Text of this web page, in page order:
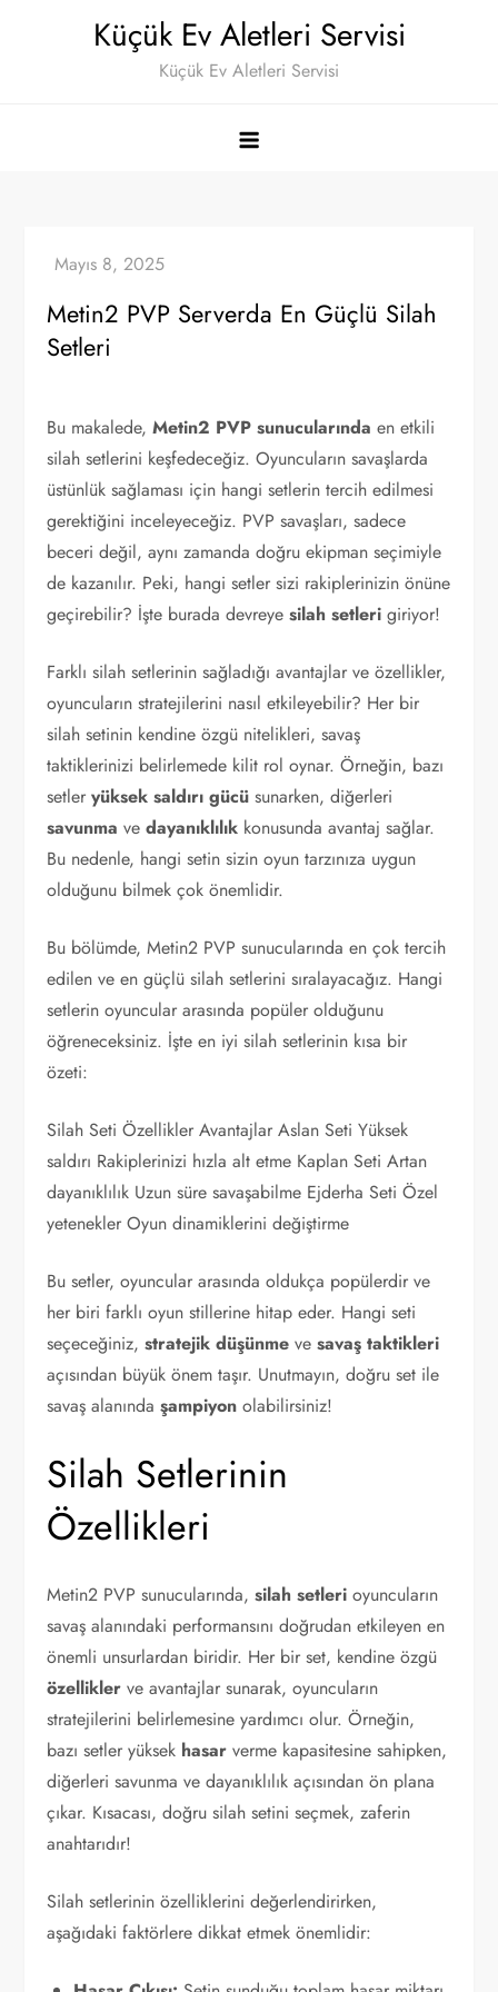
Küçük Ev Aletleri Servisi
Küçük Ev Aletleri Servisi
Metin2 PVP Serverda En Güçlü Silah
Setleri
Bu makalede,Metin2 PVP sunucularında en etkili
silah setlerini keşfedeceğiz. Oyuncuların savaşlarda
üstünlük sağlaması için hangi setlerin tercih edilmesi
gerektiğini inceleyeceğiz. PVP savaşları, sadece
beceri değil, aynı zamanda doğru ekipman seçimiyle
de kazanılır. Peki, hangi setler sizi rakiplerinizin önüne
geçirebilir? İşte burada devreyesilah setleri giriyor!
Farklı silah setlerinin sağladığı avantajlar ve özellikler,
oyuncuların stratejilerini nasıl etkileyebilir? Her bir
silah setinin kendine özgü nitelikleri, savaş
taktiklerinizi belirlemede kilit rol oynar. Örneğin, bazı
setleryüksek saldırı gücü sunarken, diğerleri
savunma vedayanıklılık konusunda avantaj sağlar.
Bu nedenle, hangi setin sizin oyun tarzınıza uygun
olduğunu bilmek çok önemlidir.
Bu bölümde, Metin2 PVP sunucularında en çok tercih
edilen ve en güçlü silah setlerini sıralayacağız. Hangi
setlerin oyuncular arasında popüler olduğunu
öğreneceksiniz. İşte en iyi silah setlerinin kısa bir
özeti:
Silah Seti Özellikler Avantajlar Aslan Seti Yüksek
saldırı Rakiplerinizi hızla alt etme Kaplan Seti Artan
dayanıklılık Uzun süre savaşabilme Ejderha Seti Özel
yetenekler Oyun dinamiklerini değiştirme
Bu setler, oyuncular arasında oldukça popülerdir ve
her biri farklı oyun stillerine hitap eder. Hangi seti
seçeceğiniz,stratejik düşünme vesavaş taktikleri
açısından büyük önem taşır. Unutmayın, doğru set ile
savaş alanındaşampiyon olabilirsiniz!
Silah Setlerinin
Özellikleri
Metin2 PVP sunucularında,silah setleri oyuncuların
savaş alanındaki performansını doğrudan etkileyen en
önemli unsurlardan biridir. Her bir set, kendine özgü
özellikler ve avantajlar sunarak, oyuncuların
stratejilerini belirlemesine yardımcı olur. Örneğin,
bazı setler yüksek hasar verme kapasitesine sahipken,
diğerleri savunma ve dayanıklılık açısından ön plana
çıkar. Kısacası, doğru silah setini seçmek, zaferin
anahtarıdır!
Silah setlerinin özelliklerini değerlendirirken,
aşağıdaki faktörlere dikkat etmek önemlidir: